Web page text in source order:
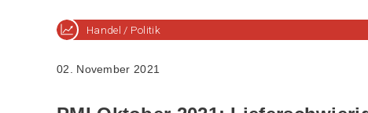
Handel / Politik
02. November 2021